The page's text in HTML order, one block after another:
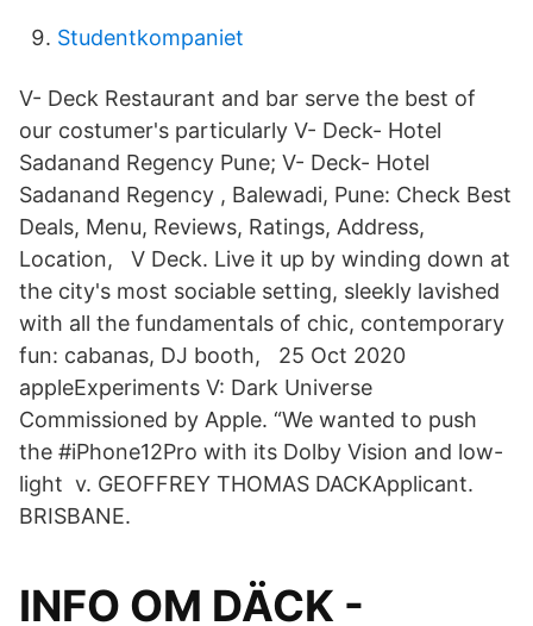
Studentkompaniet
V- Deck Restaurant and bar serve the best of
our costumer's particularly V- Deck- Hotel
Sadanand Regency Pune; V- Deck- Hotel
Sadanand Regency , Balewadi, Pune: Check Best
Deals, Menu, Reviews, Ratings, Address,
Location, V Deck. Live it up by winding down at
the city's most sociable setting, sleekly lavished
with all the fundamentals of chic, contemporary
fun: cabanas, DJ booth, 25 Oct 2020
appleExperiments V: Dark Universe
Commissioned by Apple. “We wanted to push
the #iPhone12Pro with its Dolby Vision and low-
light v. GEOFFREY THOMAS DACKApplicant.
BRISBANE.
INFO OM DÄCK -